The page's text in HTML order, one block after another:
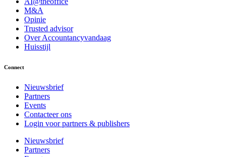
M&A
Opinie
Trusted advisor
Over Accountancyvandaag
Huisstijl
Connect
Nieuwsbrief
Partners
Events
Contacteer ons
Login voor partners & publishers
Nieuwsbrief
Partners